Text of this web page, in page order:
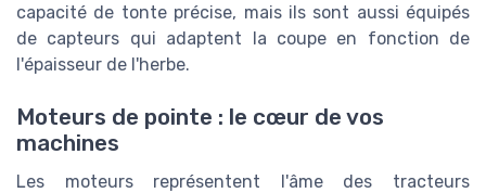
capacité de tonte précise, mais ils sont aussi équipés
de capteurs qui adaptent la coupe en fonction de
l'épaisseur de l'herbe.
Moteurs de pointe : le cœur de vos
machines
Les moteurs représentent l'âme des tracteurs